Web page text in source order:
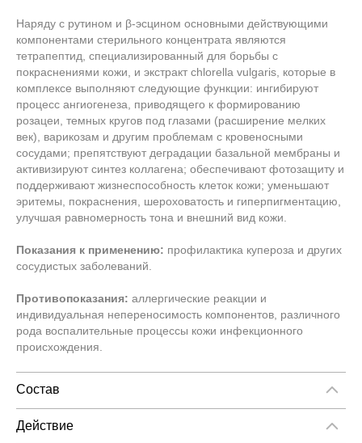
Наряду с рутином и β‐эсцином основными действующими
компонентами стерильного концентрата являются
тетрапептид, специализированный для борьбы с
покраснениями кожи, и экстракт chlorella vulgaris, которые в
комплексе выполняют следующие функции: ингибируют
процесс ангиогенеза, приводящего к формированию
розацеи, темных кругов под глазами (расширение мелких
век), варикозам и другим проблемам с кровеносными
сосудами; препятствуют деградации базальной мембраны и
активизируют синтез коллагена; обеспечивают фотозащиту и
поддерживают жизнеспособность клеток кожи; уменьшают
эритемы, покраснения, шероховатость и гиперпигментацию,
улучшая равномерность тона и внешний вид кожи.
Показания к применению: профилактика купероза и других
сосудистых заболеваний.
Противопоказания: аллергические реакции и
индивидуальная непереносимость компонентов, различного
рода воспалительные процессы кожи инфекционного
происхождения.
Состав
Состав:экстракт водоросли chlorella vulgaris,
специализированный тетрапептид, β‐эсцин, рутин.
Действие